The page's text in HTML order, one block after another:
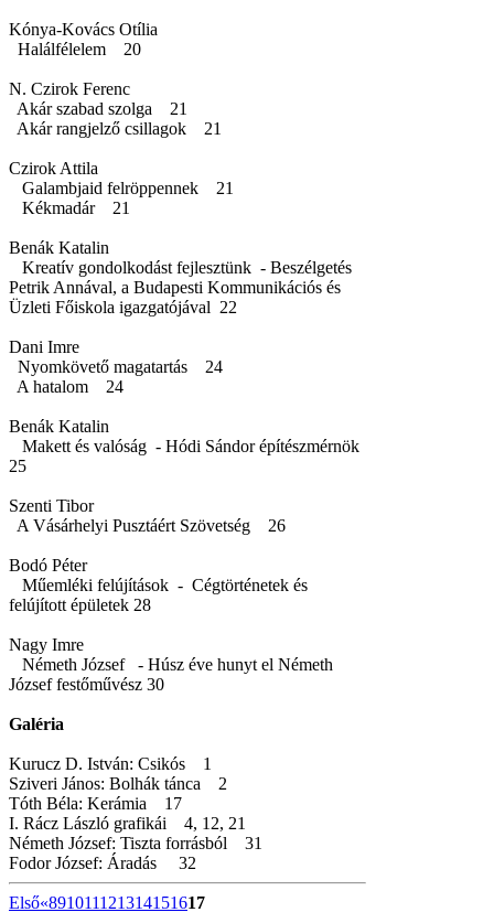
Kónya-Kovács Otília
Halálfélelem 20
N. Czirok Ferenc
Akár szabad szolga 21
Akár rangjelző csillagok 21
Czirok Attila
Galambjaid felröppennek 21
Kékmadár 21
Benák Katalin
Kreatív gondolkodást fejlesztünk - Beszélgetés
Petrik Annával, a Budapesti Kommunikációs és
Üzleti Főiskola igazgatójával 22
Dani Imre
Nyomkövető magatartás 24
A hatalom 24
Benák Katalin
Makett és valóság - Hódi Sándor építészmérnök
25
Szenti Tibor
A Vásárhelyi Pusztáért Szövetség 26
Bodó Péter
Műemléki felújítások - Cégtörténetek és
felújított épületek 28
Nagy Imre
Németh József - Húsz éve hunyt el Németh
József festőművész 30
Galéria
Kurucz D. István: Csikós 1
Sziveri János: Bolhák tánca 2
Tóth Béla: Kerámia 17
I. Rácz László grafikái 4, 12, 21
Németh József: Tiszta forrásból 31
Fodor József: Áradás 32
Első«891011121314151617